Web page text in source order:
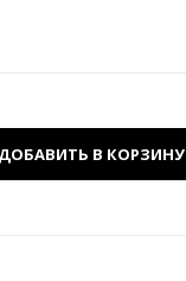
ДОБАВИТЬ В КОРЗИНУ